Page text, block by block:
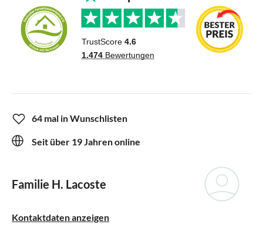
64 mal in Wunschlisten
Seit über 19 Jahren online
Familie H. Lacoste
Kontaktdaten anzeigen